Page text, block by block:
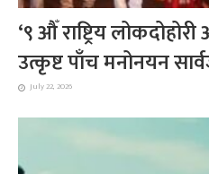
‘९ औँ राष्ट्रिय
उत्कृष्ट पाँच मनोनयन
July 22, 2026